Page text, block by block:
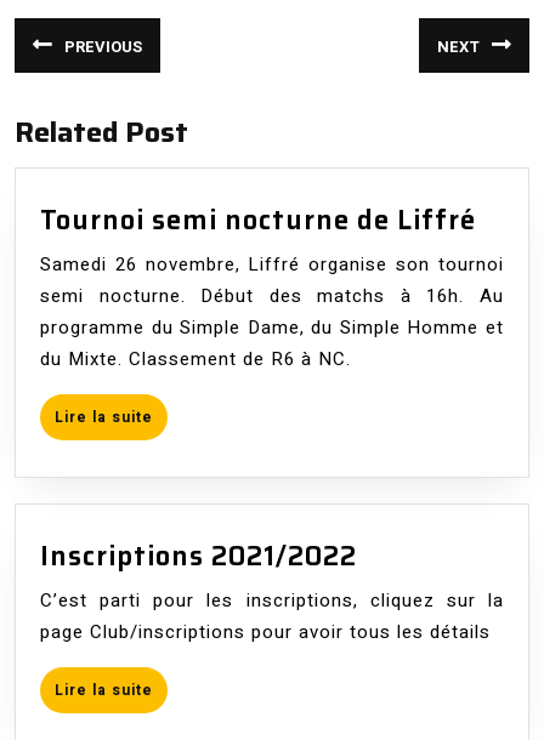
Navigation
de
PREVIOUS
Article
précédent
NEXT
Article
suivant
Related Post
Tournoi semi nocturne de Liffré
semi
de
Samedi 26 novembre, Liffré organise son tournoi
semi nocturne. Début des matchs à 16h. Au
programme du Simple Dame, du Simple Homme et
du Mixte. Classement de R6 à NC.
Lire la suite Lire
la
Inscriptions 2021/2022
2021/2022
C’est parti pour les inscriptions, cliquez sur la
page Club/inscriptions pour avoir tous les détails
Lire la suite Lire
la